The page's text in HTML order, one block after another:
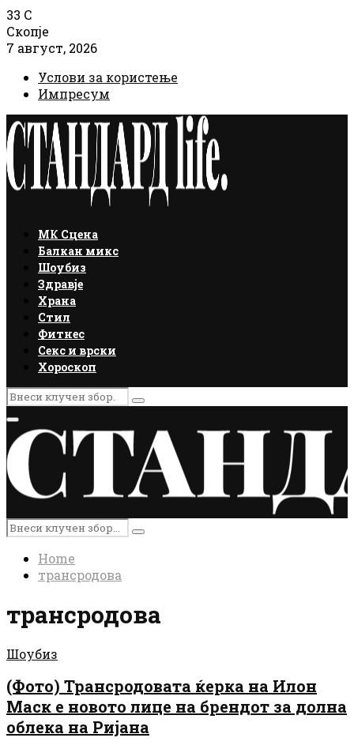
33 C
Скопје
7 август, 2026
Услови за користење
Импресум
Facebook
Instagram
Email
Rss
МК Сцена
Балкан микс
Шоубиз
Здравје
Храна
Стил
Фитнес
Секс и врски
Хороскоп
Search
for:
Search
Primary
Menu
Search
for:
Search
Home
трансродова
трансродова
Шоубиз
(Фото) Трансродовата ќерка на Илон
Маск е новото лице на брендот за долна
облека на Ријана